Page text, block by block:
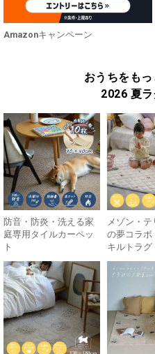
Amazonキャンペーン
おうちをも
2026 夏
防音・防炎・洗える家
庭専用タイルカーペッ
ト
メゾン・
の夢コラボ
キルトラグ